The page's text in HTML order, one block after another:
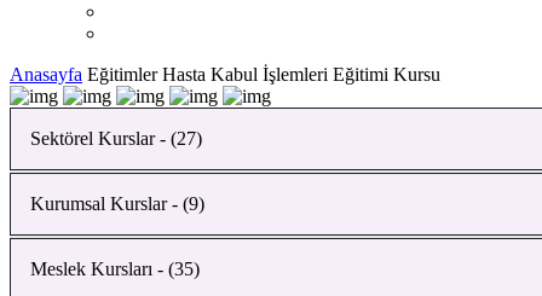
Anasayfa Eğitimler Hasta Kabul İşlemleri Eğitimi Kursu
Sektörel Kurslar - (27)
Bahçıvanlık Kursu
Yapı Malzemeleri Analizi Kursu
Ahşap İskeleti İmalatı (Marangozluk) Kursu
Kurumsal Kurslar - (9)
İnsan Kaynakları Yönetimi Kursu
Meslek Kursları - (35)